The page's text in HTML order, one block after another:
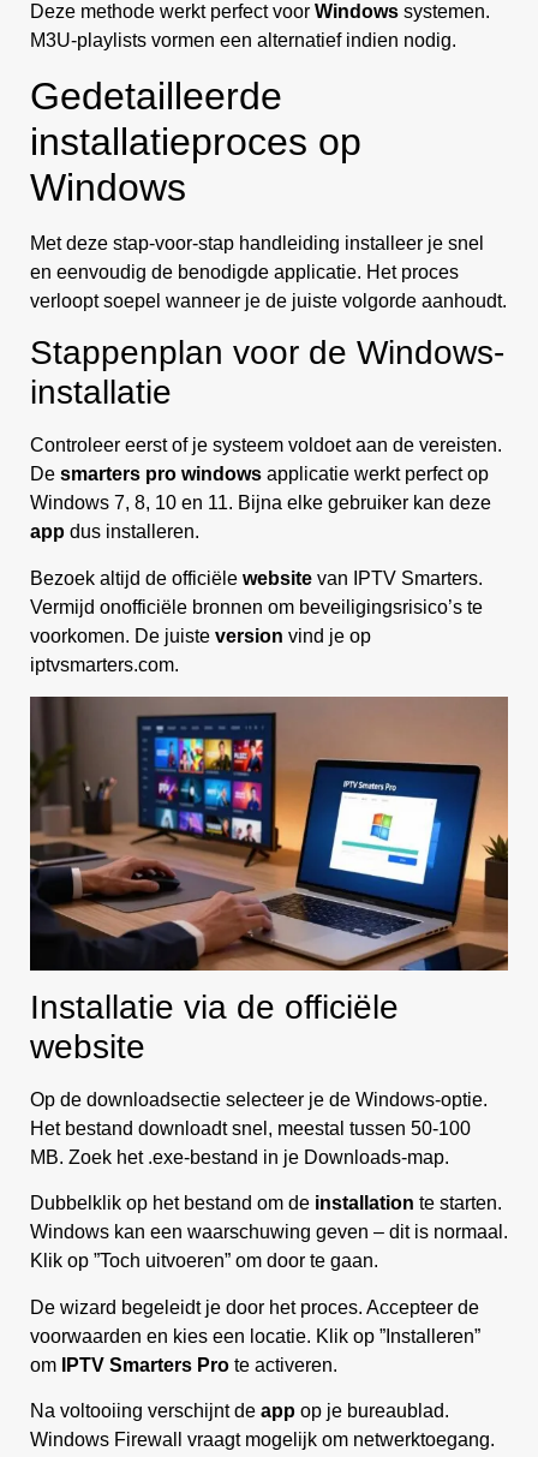
Deze methode werkt perfect voor Windows systemen.
M3U-playlists vormen een alternatief indien nodig.
Gedetailleerde
installatieproces op
Windows
Met deze stap-voor-stap handleiding installeer je snel
en eenvoudig de benodigde applicatie. Het proces
verloopt soepel wanneer je de juiste volgorde aanhoudt.
Stappenplan voor de Windows-
installatie
Controleer eerst of je systeem voldoet aan de vereisten.
De smarters pro windows applicatie werkt perfect op
Windows 7, 8, 10 en 11. Bijna elke gebruiker kan deze
app dus installeren.
Bezoek altijd de officiële website van IPTV Smarters.
Vermijd onofficiële bronnen om beveiligingsrisico’s te
voorkomen. De juiste version vind je op
iptvsmarters.com.
Installatie via de officiële
website
Op de downloadsectie selecteer je de Windows-optie.
Het bestand downloadt snel, meestal tussen 50-100
MB. Zoek het .exe-bestand in je Downloads-map.
Dubbelklik op het bestand om de installation te starten.
Windows kan een waarschuwing geven – dit is normaal.
Klik op ”Toch uitvoeren” om door te gaan.
De wizard begeleidt je door het proces. Accepteer de
voorwaarden en kies een locatie. Klik op ”Installeren”
om
IPTV Smarters Pro te activeren.
Na voltooiing verschijnt de app op je bureaublad.
Windows Firewall vraagt mogelijk om netwerktoegang.